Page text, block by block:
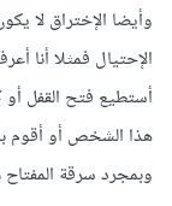
وأيضا الإختراق لا
الإحتيال فمثلا أنا
أستطيع فتح القفل
هذا الشخص أو أقوم
وبمجرد سرقة